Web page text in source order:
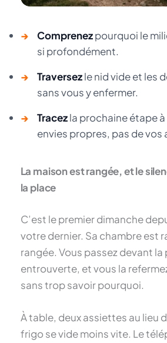
→ Comprenezpourquoi le
si profondément.
→
Traversezle nid vide et les
sans vous y enfermer.
→
Tracezla prochaine étape
envies propres, pas de vos
La maison est rangée, et le
la place
C’est le premier dimanche
votre dernier. Sa chambre est
rangée. Vous passez devant la
entrouverte, et vous la
sans trop savoir pourquoi.
À table, deux assiettes au lieu
frigo se vide moins vite. Le